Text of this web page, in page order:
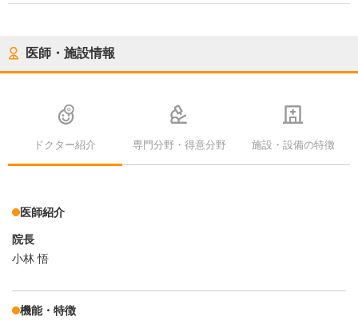
医師・施設情報
ドクター紹介 専門分野・得意分野 施設・設備の特徴
医師紹介
院長
小林 悟
機能・特徴